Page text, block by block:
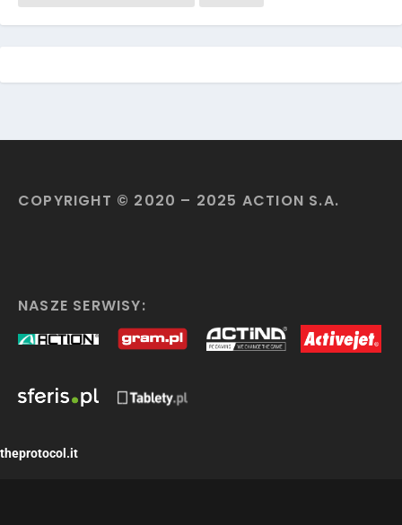
COPYRIGHT © 2020 – 2025 ACTION S.A.
NASZE SERWISY:
theprotocol.it